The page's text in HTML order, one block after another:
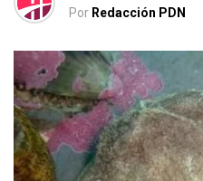
Por Redacción PDN